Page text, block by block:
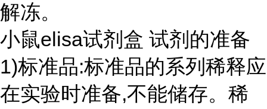
解冻。
小鼠elisa试剂盒 试剂的准备
1)标准品:标准品的系列稀释应
在实验时准备,不能储存。稀